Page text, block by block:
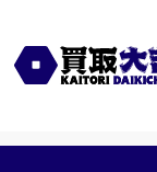
全国2200店舗以
吉」